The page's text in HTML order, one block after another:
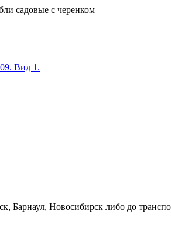
садовые с черенком
Барнаул, Новосибирск либо до